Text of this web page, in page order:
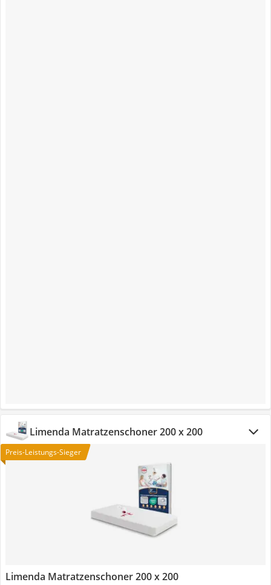
Limenda Matratzenschoner 200 x 200
Preis-Leistungs-Sieger
Limenda Matratzenschoner 200 x 200